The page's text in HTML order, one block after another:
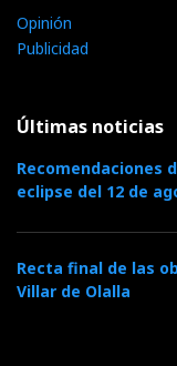
Opinión
Publicidad
Últimas noticias
Recomendaciones
eclipse del 12 de
Recta final de las
Villar de Olalla